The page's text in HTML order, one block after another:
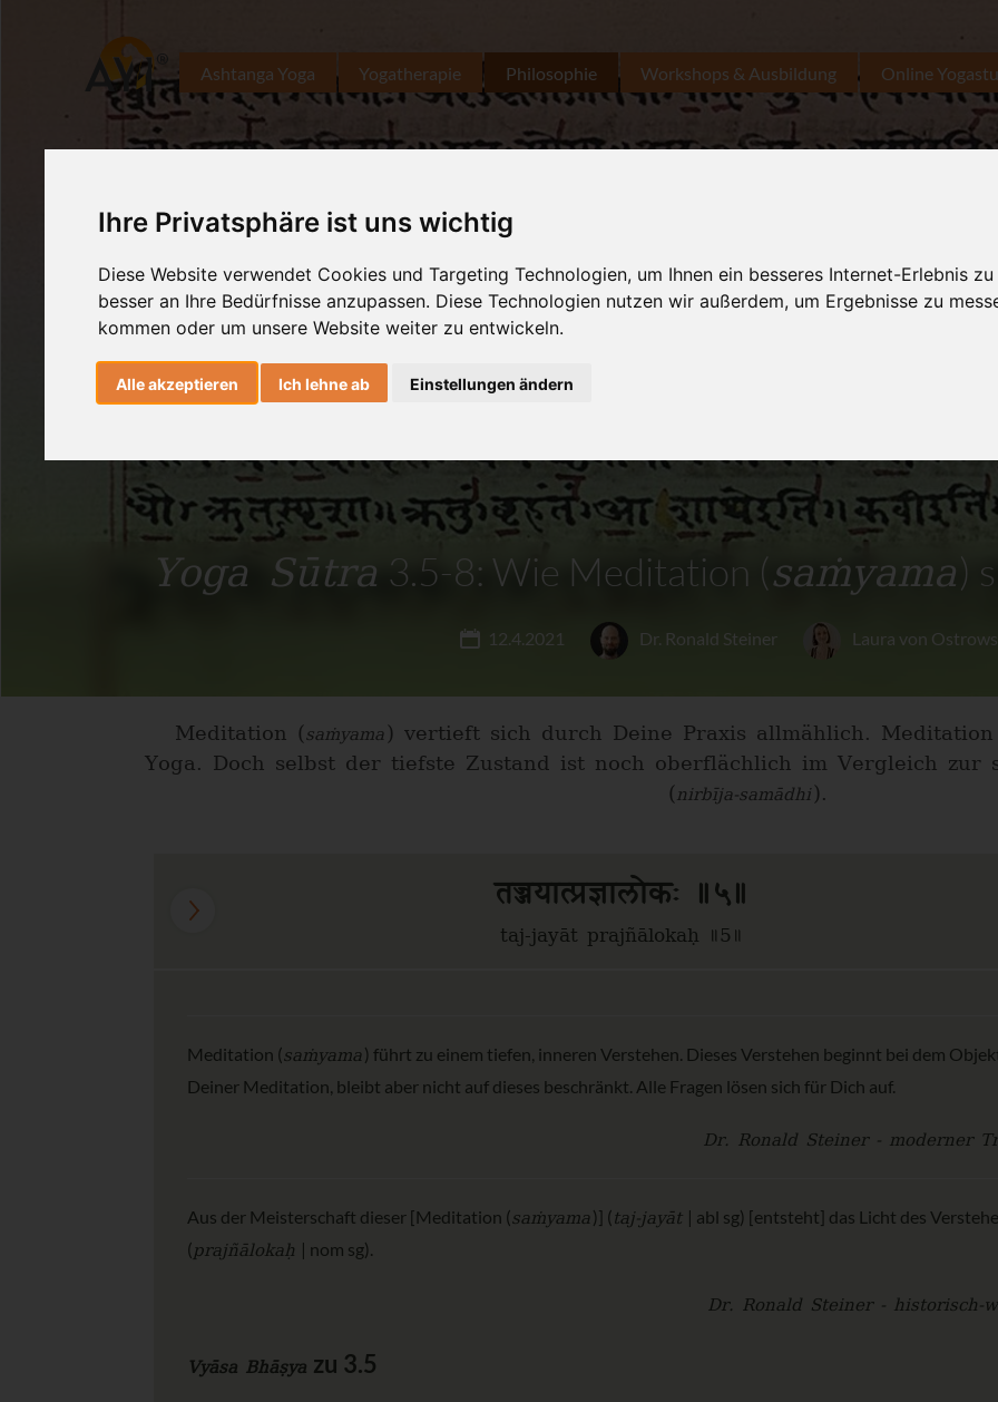
Ihre Privatsphäre ist uns wichtig
Diese Website verwendet Cookies und Targeting Technologien, um Ihnen ein besseres Internet-Erlebnis
besser an Ihre Bedürfnisse anzupassen. Diese Technologien nutzen wir außerdem, um Ergebnisse zu
kommen oder um unsere Website weiter zu entwickeln.
Alle akzeptieren Ich lehne ab Einstellungen ändern
Ashtanga Yoga Yogatherapie Philosophie Workshops & Ausbildung Online
Yoga Sūtra 3.5-8: Wie Meditation (saṁyama)
12.4.2021 Dr. Ronald Steiner Laura von
Meditation (saṁyama) vertieft sich durch Deine Praxis allmählich.
Yoga. Doch selbst der tiefste Zustand ist noch oberflächlich im Vergleich zur
(nirbīja-samādhi).
तज्जयात्प्रज्ञालोकः ॥५॥
taj-jayāt prajñālokaḥ ॥5॥
Meditation (saṁyama ) führt zu einem tiefen, inneren Verstehen. Dieses Verstehen beginnt bei dem
Deiner Meditation, bleibt aber nicht auf dieses beschränkt. Alle Fragen lösen sich für Dich auf.
Dr. Ronald Steiner - moderner
Aus der Meisterschaft dieser [Meditation (saṁyama )] (taj-jayāt | abl sg) [entsteht] das Licht des
(prajñālokaḥ | nom sg).
Dr. Ronald Steiner - historisch-
Vyāsa Bhāṣya zu 3.5